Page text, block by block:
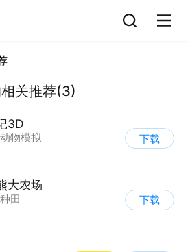
相关推荐(3)
3D
动物模拟
下载
大农场
种田
下载